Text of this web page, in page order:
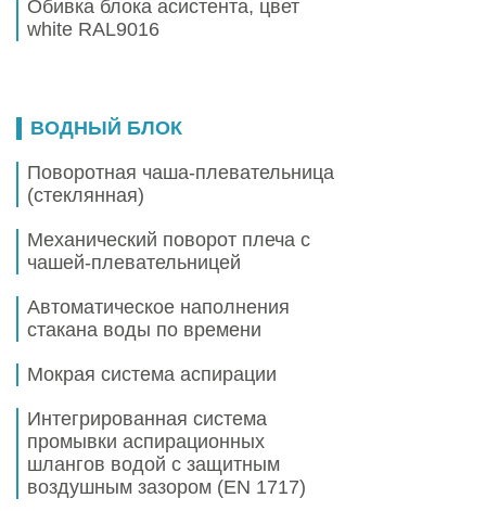
Обивка блока асистента, цвет
white RAL9016
ВОДНЫЙ БЛОК
Поворотная чаша-плевательница
(стеклянная)
Механический поворот плеча с
чашей-плевательницей
Автоматическое наполнения
стакана воды по времени
Мокрая система аспирации
Интегрированная система
промывки аспирационных
шлангов водой с защитным
воздушным зазором (EN 1717)